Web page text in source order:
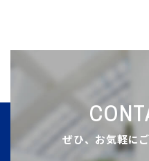
ぜひ、お気軽に